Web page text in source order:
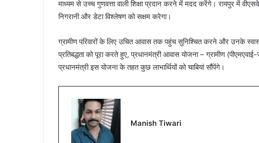
माध्यम से उच्च गुणवत्ता वाली शिक्षा प्रदान करने में मदद करेंगे। रायपुर में
निगरानी और डेटा विश्लेषण को सक्षम करेगा।
ग्रामीण परिवारों के लिए उचित आवास तक पहुंच सुनिश्चित करने और उनके
प्रतिबद्धता को पूरा करते हुए, प्रधानमंत्री आवास योजना – ग्रामीण
प्रधानमंत्री इस योजना के तहत कुछ लाभार्थियों को चाबियां सौंपेंगे।
Manish Tiwari